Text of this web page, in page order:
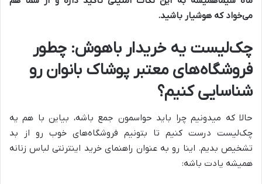
می‌خواد که هوشیار باشید.
چک‌لیست یه خریدار باهوش: چطور
فروشگاه‌های معتبر پوشاک بانوان رو
شناسایی کنیم؟
حالا که میدونیم چرا باید حواسمون جمع باشه، بیاین با هم یه
چک‌لیست درست کنیم تا بتونیم فروشگاه‌های خوب رو از بد
تشخیص بدیم. اینا رو به عنوان راهنمای خرید اینترنتی لباس زنانه
همیشه یادت باشه: